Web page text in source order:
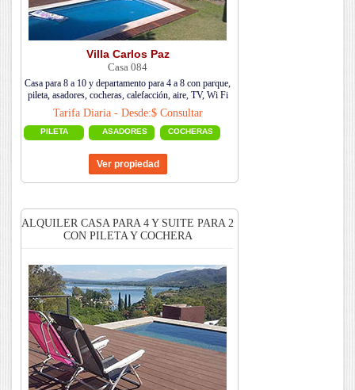
Villa Carlos Paz
Casa 084
Casa para 8 a 10 y departamento para 4 a 8 con parque,
pileta, asadores, cocheras, calefacción, aire, TV, Wi Fi
Tarifa Diaria - Desde:$ Consultar
PILETA ASADORES COCHERAS
ALQUILER CASA PARA 4 Y SUITE PARA 2
CON PILETA Y COCHERA